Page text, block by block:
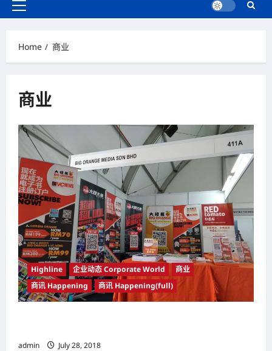
Primary
Home
商业
商业
Highline 企业动态 Corporate World
商业
商讯 Happening
商讯 Happening(full)
admin
July 28, 2018